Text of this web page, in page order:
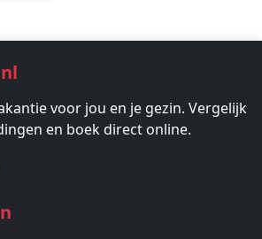
voor jou en je gezin. Vergelijk
en boek direct online.